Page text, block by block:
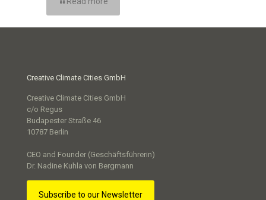
Creative Climate Cities GmbH
Creative Climate Cities GmbH
c/o Regus
Budapester Straße 46
10787 Berlin
CEO and Founder (Geschäftsführerin)
Dr. Nadine Kuhla von Bergmann
Subscribe to our Newsletter